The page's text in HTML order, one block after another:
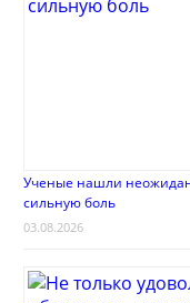
Ученые нашли
сильную боль
03.08.2026